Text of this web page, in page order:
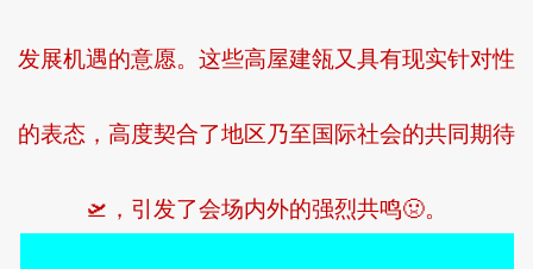
发展机遇的意愿。这些高屋建瓴又具有现实针对性
的表态，高度契合了地区乃至国际社会的共同期待
🛫，引发了会场内外的强烈共鸣🤢。